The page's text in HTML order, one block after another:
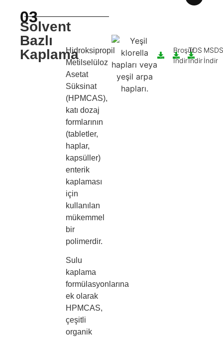
03
Solvent
Bazlı
KaplamaHidroksipropil
Metilselüloz
Asetat
Süksinat
(HPMCAS),
katı dozaj
formlarının
(tabletler,
haplar,
kapsüller)
enterik
kaplaması
için
kullanılan
mükemmel
bir
polimerdir.
Sulu
kaplama
formülasyonlarına
ek olarak
HPMCAS,
çeşitli
organik
Broşür
İndir
TDS
İndir
MSDS
İndir